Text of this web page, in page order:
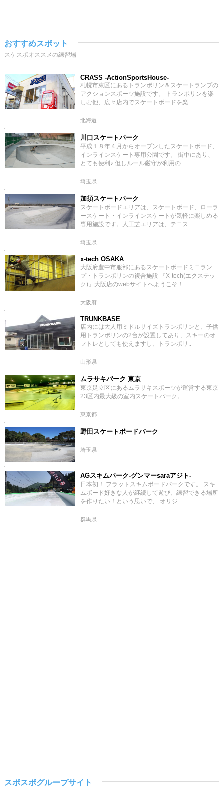
おすすめスポット
スケスポオススメの練習場
CRASS -ActionSportsHouse-
札幌市東区にあるトランポリン＆スケートランプの
アクションスポーツ施設です。 トランポリンを楽
しむ他、広々店内でスケートボードを楽..
北海道
川口スケートパーク
平成１８年４月からオープンしたスケートボード、
インラインスケート専用公園です。 街中にあり、
とても便利♪ 但しルール厳守が利用の..
埼玉県
加須スケートパーク
スケートボードエリアは、スケートボード、ローラ
ースケート・インラインスケートが気軽に楽しめる
専用施設です。人工芝エリアは、テニス..
埼玉県
x-tech OSAKA
大阪府豊中市服部にあるスケートボードミニラン
プ・トランポリンの複合施設 『X-tech(エクステッ
ク)』大阪店のwebサイトへようこそ！ ..
大阪府
TRUNKBASE
店内には大人用ミドルサイズトランポリンと、子供
用トランポリンの2台が設置してあり、スキーのオ
フトレとしても使えますし、トランポリ..
山形県
ムラサキパーク 東京
東京足立区にあるムラサキスポーツが運営する東京
23区内最大級の室内スケートパーク。
東京都
野田スケートボードパーク
埼玉県
AGスキムパーク-グンマーsaraアジト-
日本初！ フラットスキムボードパークです。 スキ
ムボード好きな人が継続して遊び、練習できる場所
を作りたい！という思いで、 オリジ..
群馬県
スポスポグループサイト